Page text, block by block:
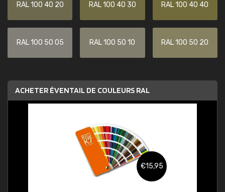
RAL 100 40 20 RAL 100 40 30 RAL 100 40 40
RAL 100 50 05 RAL 100 50 10 RAL 100 50 20
ACHETER ÉVENTAIL DE COULEURS RAL
€15,95